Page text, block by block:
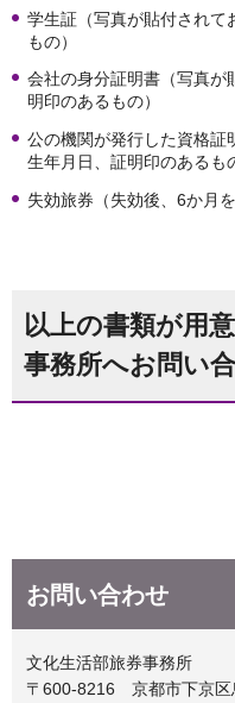
学生証（写真が貼付されて
もの）
会社の身分証明書（写真が
明印のあるもの）
公の機関が発行した資格証
生年月日、証明印のあるも
失効旅券（失効後、6か月
以上の書類が用
事務所へお問い
お問い合わせ
文化生活部旅券事務所
〒600-8216 京都市下京区